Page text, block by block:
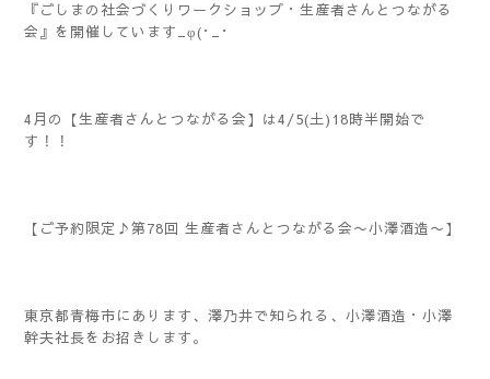
『ごしまの社会づくりワークショップ・生産者さんとつながる
会』を開催しています_φ(･_･
4月の【生産者さんとつながる会】は4/5(土)18時半開始で
す！！
【ご予約限定♪第78回 生産者さんとつながる会〜小澤酒造〜】
東京都青梅市にあります、澤乃井で知られる、小澤酒造・小澤
幹夫社長をお招きします。